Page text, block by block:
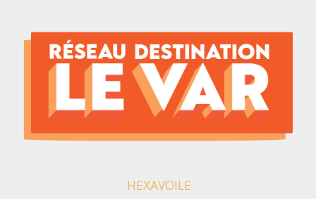
HEXAVOILE